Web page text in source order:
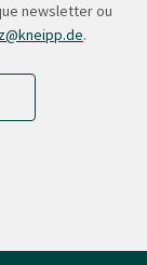
newsletter ou
.